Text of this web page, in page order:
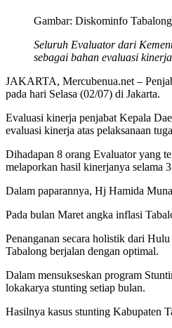
Gambar: Diskominfo Tabalong
Seluruh Evaluator dari
sebagai bahan evaluasi
JAKARTA, Mercubenua.net –
pada hari Selasa (02/07) di Jakarta.
Evaluasi kinerja penjabat Kepala
evaluasi kinerja atas pelaksanaan
Dihadapan 8 orang Evaluator yang
melaporkan hasil kinerjanya selama
Dalam paparannya, Hj Hamida
Pada bulan Maret angka inflasi
Penanganan secara holistik dari
Tabalong berjalan dengan optimal.
Dalam mensukseskan program
lokakarya stunting setiap bulan.
Hasilnya kasus stunting Kabupaten